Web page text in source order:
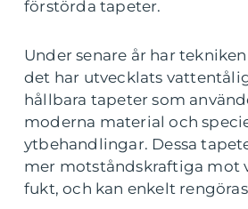
förstörda tapeter.
Under senare år har
det har utvecklats
hållbara tapeter som
moderna material och
ytbehandlingar. Dessa
mer motståndskraftiga mot
fukt, och kan enkelt